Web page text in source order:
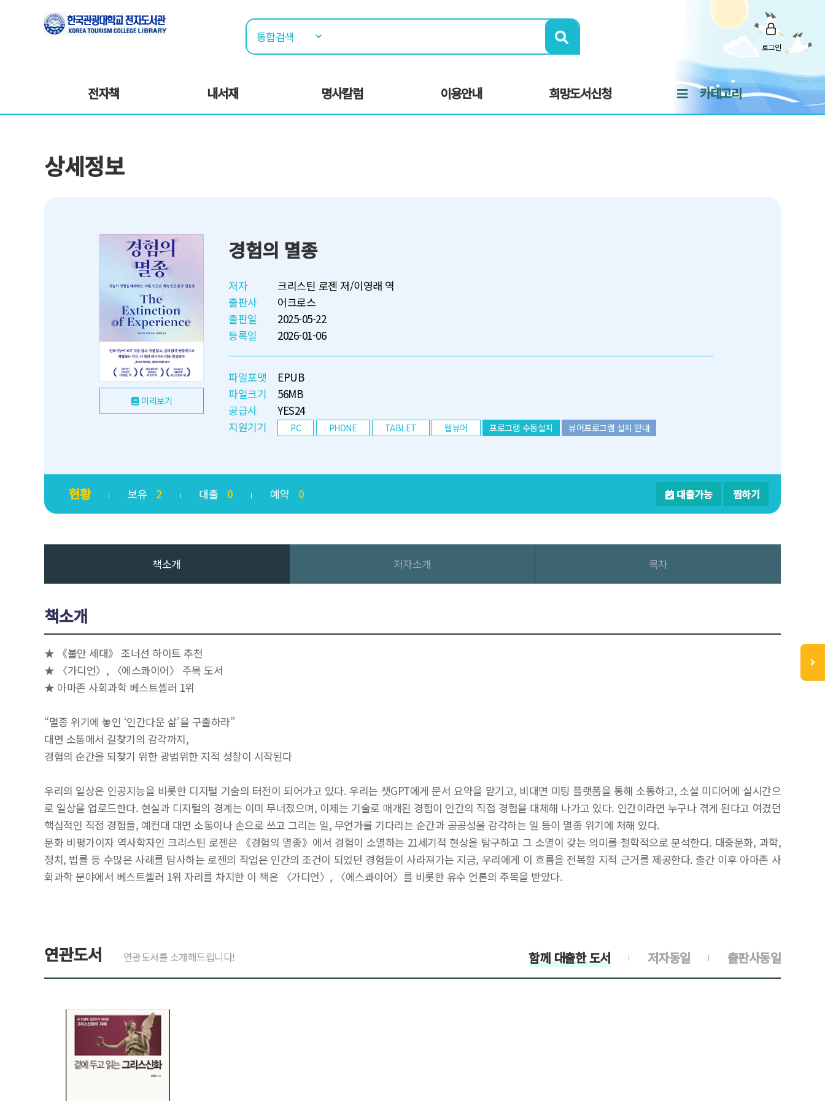
로그인
전자책 내서재 명사칼럼 이용안내 희망도서신청 카테고리
상세정보
미리보기
경험의 멸종
저자
크리스틴 로젠 저/이영래 역
출판사
어크로스
출판일
2025-05-22
등록일
2026-01-06
파일포맷
EPUB
파일크기
56MB
공급사
YES24
지원기기
PC PHONE TABLET 웹뷰어 프로그램 수동설치 뷰어프로그램 설치 안내
현황 보유 2 대출 0 예약 0 대출가능 찜하기
책소개 저자소개 목차
책소개
★ 《불안 세대》 조너선 하이트 추천
★ 〈가디언〉, 〈에스콰이어〉 주목 도서
★ 아마존 사회과학 베스트셀러 1위
“멸종 위기에 놓인 ‘인간다운 삶’을 구출하라”
대면 소통에서 길찾기의 감각까지,
경험의 순간을 되찾기 위한 광범위한 지적 성찰이 시작된다
우리의 일상은 인공지능을 비롯한 디지털 기술의 터전이 되어가고 있다. 우리는 챗GPT에게 문서 요약을 맡기고, 비대면 미팅 플랫폼을 통해 소통하고, 소셜 미디어에 실시간으
로 일상을 업로드한다. 현실과 디지털의 경계는 이미 무너졌으며, 이제는 기술로 매개된 경험이 인간의 직접 경험을 대체해 나가고 있다. 인간이라면 누구나 겪게 된다고 여겼던
핵심적인 직접 경험들, 예컨대 대면 소통이나 손으로 쓰고 그리는 일, 무언가를 기다리는 순간과 공공성을 감각하는 일 등이 멸종 위기에 처해 있다.
문화 비평가이자 역사학자인 크리스틴 로젠은 《경험의 멸종》에서 경험이 소멸하는 21세기적 현상을 탐구하고 그 소멸이 갖는 의미를 철학적으로 분석한다. 대중문화, 과학,
정치, 법률 등 수많은 사례를 탐사하는 로젠의 작업은 인간의 조건이 되었던 경험들이 사라져가는 지금, 우리에게 이 흐름을 전복할 지적 근거를 제공한다. 출간 이후 아마존 사
회과학 분야에서 베스트셀러 1위 자리를 차지한 이 책은 〈가디언〉, 〈에스콰이어〉를 비롯한 유수 언론의 주목을 받았다.
연관도서 연관도서를 소개해드립니다! 출판사동일
저자동일
함께 대출한 도서
>